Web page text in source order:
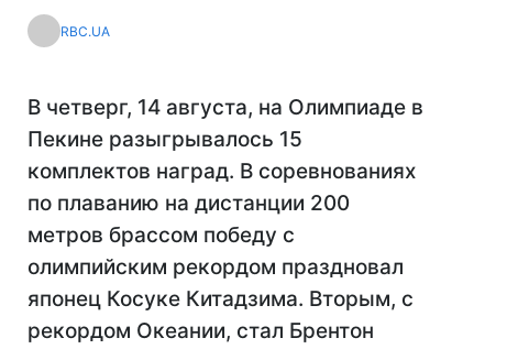
RBC.UA
В четверг, 14 августа, на Олимпиаде в
Пекине разыгрывалось 15
комплектов наград. В соревнованиях
по плаванию на дистанции 200
метров брассом победу с
олимпийским рекордом праздновал
японец Косуке Китадзима. Вторым, с
рекордом Океании, стал Брентон